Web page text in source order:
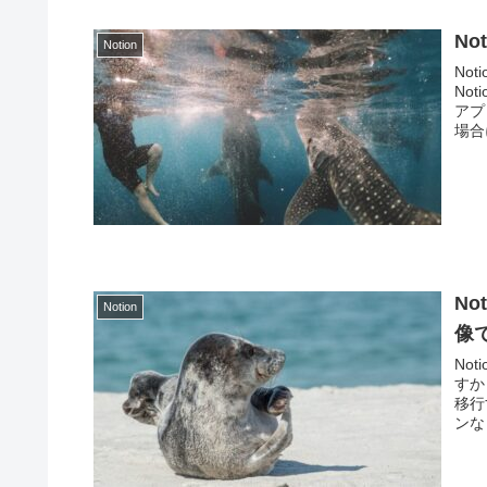
Notion
ア
場
Notion
像
す
移
ン